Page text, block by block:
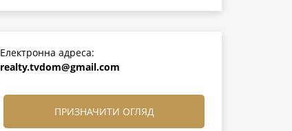
Електронна адреса:
realty.tvdom@gmail.com
ПРИЗНАЧИТИ ОГЛЯД